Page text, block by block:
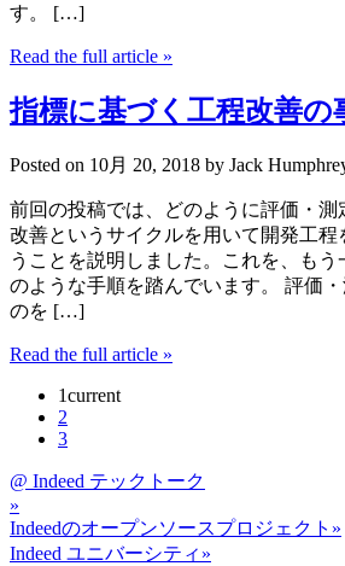
す。 […]
Read the full article »
指標に基づく工程改善の
Posted on 10月 20, 2018 by Jack
前回の投稿では、どのように評価・測
改善というサイクルを用いて開発工程
うことを説明しました。これを、も
のような手順を踏んでいます。 評価
のを […]
Read the full article »
1current
2
3
@ Indeed テックトーク
»
Indeedのオープンソースプロジェクト »
Indeed ユニバーシティ »